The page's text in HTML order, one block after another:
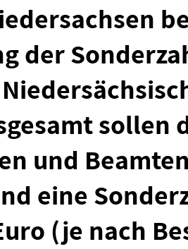
der
sollen
und
eine
(je nach